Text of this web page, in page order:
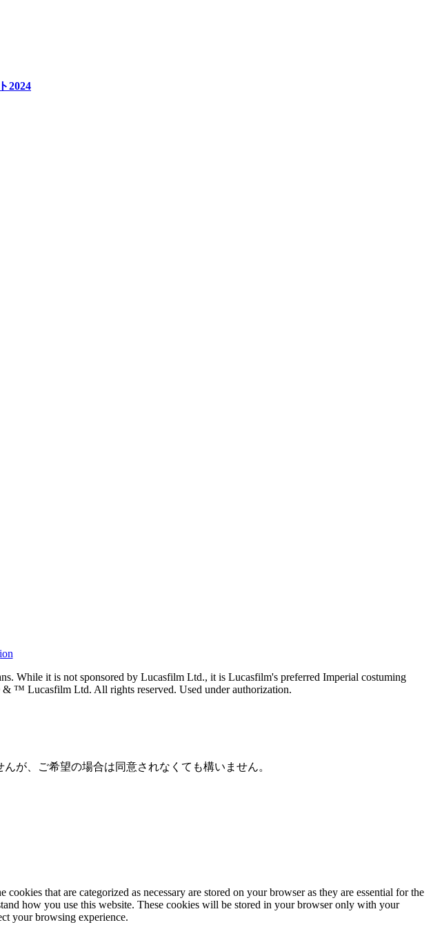
2024
While it is not sponsored by Lucasfilm Ltd., it is Lucasfilm's preferred Imperial costuming
& ™ Lucasfilm Ltd. All rights reserved. Used under authorization.
が、ご希望の場合は同意されなくても構いません。
that are categorized as necessary are stored on your browser as they are essential for the
how you use this website. These cookies will be stored in your browser only with your
your browsing experience.